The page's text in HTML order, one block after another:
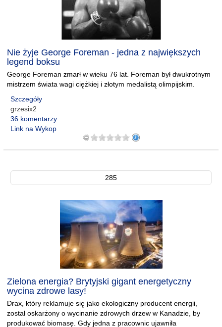
Nie żyje George Foreman - jedna z największych
legend boksu
George Foreman zmarł w wieku 76 lat. Foreman był dwukrotnym
mistrzem świata wagi ciężkiej i złotym medalistą olimpijskim.
Szczegóły
grzesix2
36 komentarzy
Link na Wykop
285
Zielona energia? Brytyjski gigant energetyczny
wycina zdrowe lasy!
Drax, który reklamuje się jako ekologiczny producent energii,
został oskarżony o wycinanie zdrowych drzew w Kanadzie, by
produkować biomasę. Gdy jedna z pracownic ujawniła